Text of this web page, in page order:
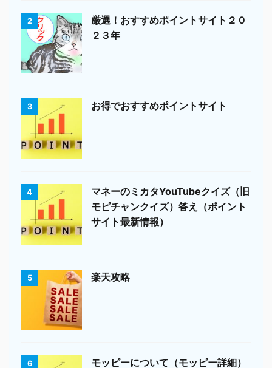
2
厳選！おすすめポイントサイト２０
２３年
3 お得でおすすめポイントサイト
4
マネーのミカタYouTubeクイズ（旧
モピチャンクイズ）答え（ポイント
サイト最新情報）
5 楽天攻略
6 モッピーについて（モッピー詳細）